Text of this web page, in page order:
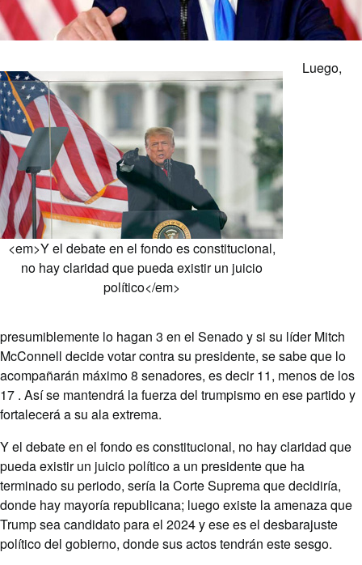
<em>Y el debate en el fondo es constitucional,
no hay claridad que pueda existir un juicio
político</em>
Luego,
presumiblemente lo hagan 3 en el Senado y si su líder Mitch
McConnell decide votar contra su presidente, se sabe que lo
acompañarán máximo 8 senadores, es decir 11, menos de los
17 . Así se mantendrá la fuerza del trumpismo en ese partido y
fortalecerá a su ala extrema.
Y el debate en el fondo es constitucional, no hay claridad que
pueda existir un juicio político a un presidente que ha
terminado su periodo, sería la Corte Suprema que decidiría,
donde hay mayoría republicana; luego existe la amenaza que
Trump sea candidato para el 2024 y ese es el desbarajuste
político del gobierno, donde sus actos tendrán este sesgo.